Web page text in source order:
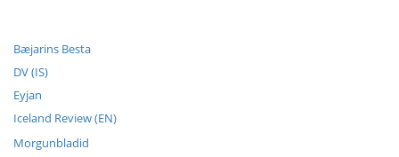
Bæjarins Besta
DV (IS)
Eyjan
Iceland Review (EN)
Morgunbladid